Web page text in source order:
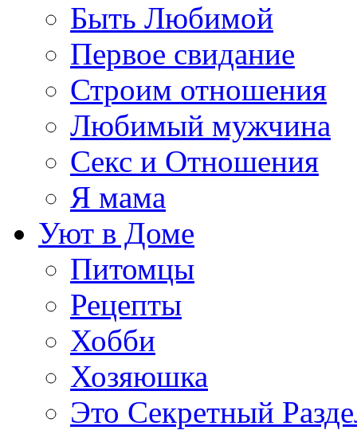
Быть Любимой
Первое свидание
Строим отношения
Любимый мужчина
Секс и Отношения
Я мама
Уют в Доме
Питомцы
Рецепты
Хобби
Хозяюшка
Это Секретный